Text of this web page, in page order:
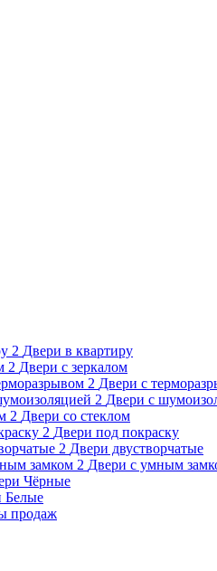
Двери в квартиру
Двери с зеркалом
Двери с
Двери с
Двери со стеклом
Двери под покраску
Двери двустворчатые
Двери с умным
Чёрные
Белые
продаж